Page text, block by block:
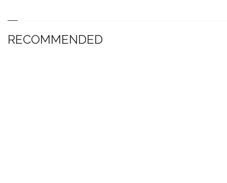
RECOMMENDED